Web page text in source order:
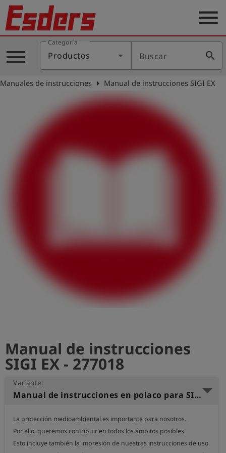
Productos
Blog
Aplicaciones
Empresa
Registro
menu
menu
Categoría
Productos Buscar search
Manuales de instrucciones arrow_right Manual de instrucciones SIGI EX
Manual de instrucciones
SIGI EX - 277018
Variante:
Manual de instrucciones en polaco para SIGI EX
La protección medioambiental es importante para nosotros.
Por ello, queremos contribuir en todos los ámbitos posibles.
Esto incluye también la impresión de nuestras instrucciones de uso.